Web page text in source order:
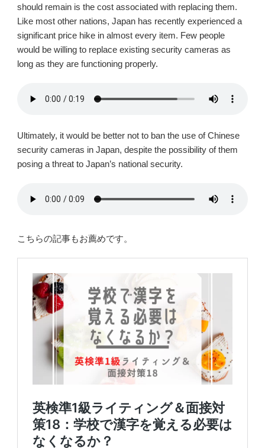
should remain is the cost associated with replacing them.
Like most other nations, Japan has recently experienced a
significant price hike in almost every item. Few people
would be willing to replace existing security cameras as
long as they are functioning properly.
Ultimately, it would be better not to ban the use of Chinese
security cameras in Japan, despite the possibility of them
posing a threat to Japan’s national security.
こちらの記事もお薦めです。